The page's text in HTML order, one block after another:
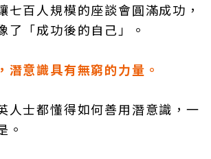
七百人規模的座談會圓滿成功，
了「成功後的自己」。
潛意識具有無窮的力量。
人士都懂得如何善用潛意識，一
。